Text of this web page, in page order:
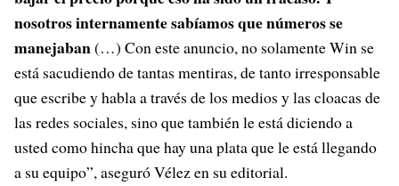
nosotros internamente sabíamos que números se
manejaban(…) Con este anuncio, no solamente Win se
está sacudiendo de tantas mentiras, de tanto irresponsable
que escribe y habla a través de los medios y las cloacas de
las redes sociales, sino que también le está diciendo a
usted como hincha que hay una plata que le está llegando
a su equipo”, aseguró Vélez en su editorial.